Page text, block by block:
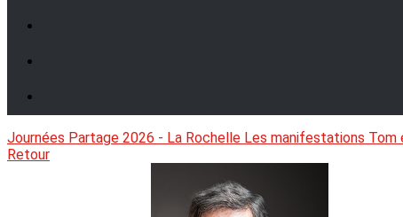
Journées Partage 2026 - La Rochelle Les manifestations Tom
Retour